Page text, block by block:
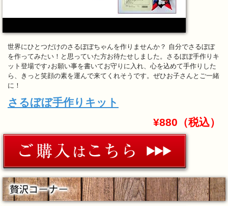
世界にひとつだけのさるぼぼちゃんを作りませんか？ 自分でさるぼぼ
を作ってみたい！と思っていた方お待たせしました。さるぼぼ手作りキ
ット登場です♪お願い事を書いてお守りに入れ、心を込めて手作りした
ら、きっと笑顔の素を運んで来てくれそうです。ぜひお子さんとご一緒
に！
さるぼぼ手作りキット
¥880（税込）